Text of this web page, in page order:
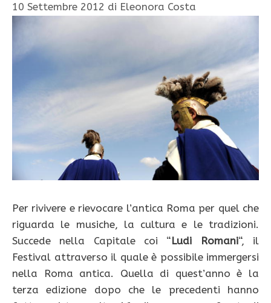
10 Settembre 2012 di Eleonora Costa
Per rivivere e rievocare l’antica Roma per quel che
riguarda le musiche, la cultura e le tradizioni.
Succede nella Capitale coi “Ludi Romani“, il
Festival attraverso il quale è possibile immergersi
nella Roma antica. Quella di quest’anno è la
terza edizione dopo che le precedenti hanno